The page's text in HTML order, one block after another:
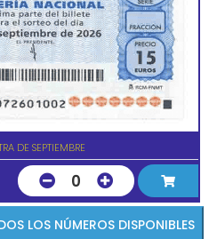
DE SEPTIEMBRE
0
VER TODOS LOS NÚMEROS DISPONIBLES